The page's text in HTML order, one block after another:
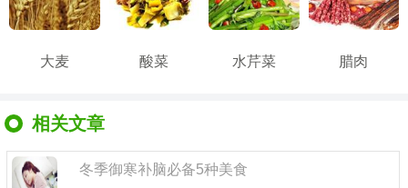
大麦 酸菜 水芹菜 腊肉
相关文章
冬季御寒补脑必备5种美食